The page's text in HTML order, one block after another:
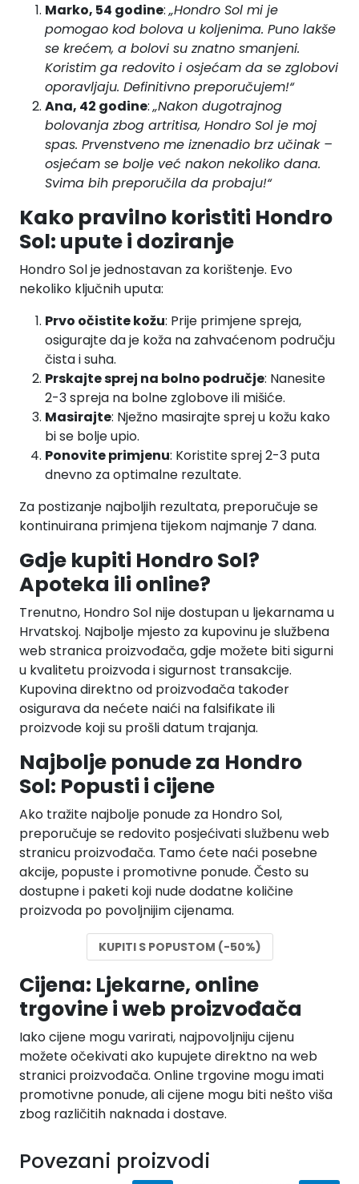
Marko, 54 godine:„Hondro Sol mi je
pomogao kod bolova u koljenima. Puno lakše
se krećem, a bolovi su znatno smanjeni.
Koristim ga redovito i osjećam da se zglobovi
oporavljaju. Definitivno preporučujem!“
Ana, 42 godine:„Nakon dugotrajnog
bolovanja zbog artritisa, Hondro Sol je moj
spas. Prvenstveno me iznenadio brz učinak –
osjećam se bolje već nakon nekoliko dana.
Svima bih preporučila da probaju!“
Kako pravilno koristiti Hondro
Sol: upute i doziranje
Hondro Sol je jednostavan za korištenje. Evo
nekoliko ključnih uputa:
Prvo očistite kožu: Prije primjene spreja,
osigurajte da je koža na zahvaćenom području
čista i suha.
Prskajte sprej na bolno područje: Nanesite
2-3 spreja na bolne zglobove ili mišiće.
Masirajte: Nježno masirajte sprej u kožu kako
bi se bolje upio.
Ponovite primjenu: Koristite sprej 2-3 puta
dnevno za optimalne rezultate.
Za postizanje najboljih rezultata, preporučuje se
kontinuirana primjena tijekom najmanje 7 dana.
Gdje kupiti Hondro Sol?
Apoteka ili online?
Trenutno, Hondro Sol nije dostupan u ljekarnama u
Hrvatskoj. Najbolje mjesto za kupovinu je službena
web stranica proizvođača, gdje možete biti sigurni
u kvalitetu proizvoda i sigurnost transakcije.
Kupovina direktno od proizvođača također
osigurava da nećete naići na falsifikate ili
proizvode koji su prošli datum trajanja.
Najbolje ponude za Hondro
Sol: Popusti i cijene
Ako tražite najbolje ponude za Hondro Sol,
preporučuje se redovito posjećivati službenu web
stranicu proizvođača. Tamo ćete naći posebne
akcije, popuste i promotivne ponude. Često su
dostupne i paketi koji nude dodatne količine
proizvoda po povoljnijim cijenama.
KUPITI S POPUSTOM (-50%)
Cijena: Ljekarne, online
trgovine i web proizvođača
Iako cijene mogu varirati, najpovoljniju cijenu
možete očekivati ako kupujete direktno na web
stranici proizvođača. Online trgovine mogu imati
promotivne ponude, ali cijene mogu biti nešto viša
zbog različitih naknada i dostave.
Povezani proizvodi